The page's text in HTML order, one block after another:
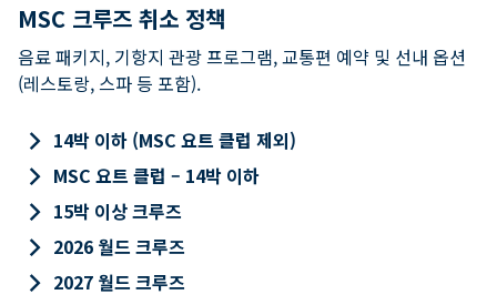
MSC 크루즈 취소 정책
음료 패키지, 기항지 관광 프로그램, 교통편 예약 및 선내 옵션
(레스토랑, 스파 등 포함).
keyboard_arrow_right 14박 이하 (MSC 요트 클럽 제외)
keyboard_arrow_right MSC 요트 클럽 – 14박 이하
keyboard_arrow_right 15박 이상 크루즈
keyboard_arrow_right 2026 월드 크루즈
keyboard_arrow_right 2027 월드 크루즈